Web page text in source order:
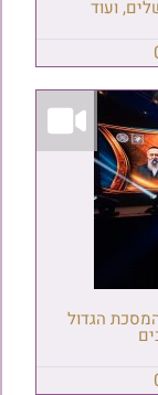
ועוד
הגדול